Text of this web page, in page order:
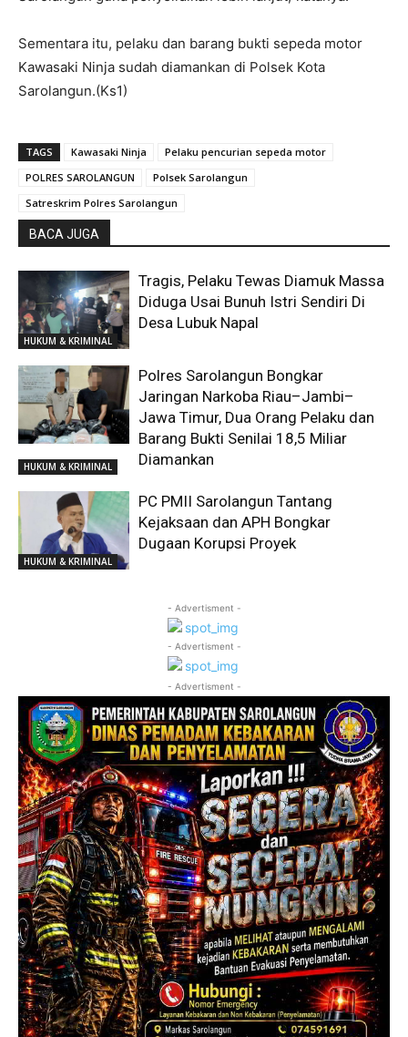
Sementara itu, pelaku dan barang bukti sepeda motor
Kawasaki Ninja sudah diamankan di Polsek Kota
Sarolangun.(Ks1)
TAGS Kawasaki Ninja
Pelaku pencurian sepeda motor
POLRES SAROLANGUN
Polsek Sarolangun
Satreskrim Polres Sarolangun
BACA JUGA
HUKUM & KRIMINAL
Tragis, Pelaku Tewas Diamuk Massa
Diduga Usai Bunuh Istri Sendiri Di
Desa Lubuk Napal
HUKUM & KRIMINAL
Polres Sarolangun Bongkar
Jaringan Narkoba Riau–Jambi–
Jawa Timur, Dua Orang Pelaku dan
Barang Bukti Senilai 18,5 Miliar
Diamankan
HUKUM & KRIMINAL
PC PMII Sarolangun Tantang
Kejaksaan dan APH Bongkar
Dugaan Korupsi Proyek
- Advertisment -
- Advertisment -
- Advertisment -